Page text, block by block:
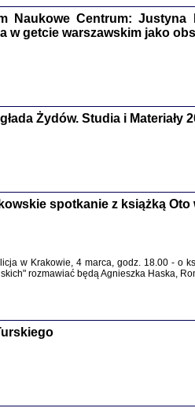
Naukowe Centrum:
w getcie warszawskim jako
Żydów. Studia i Materiały
spotkanie z książką Oto
w Krakowie, 4 marca, godz. 18.00 - o
rozmawiać będą Agnieszka Haska,